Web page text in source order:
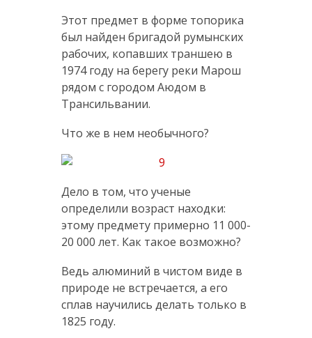
Этот предмет в форме топорика
был найден бригадой румынских
рабочих, копавших траншею в
1974 году на берегу реки Марош
рядом с городом Аюдом в
Трансильвании.
Что же в нем необычного?
Дело в том, что ученые
определили возраст находки:
этому предмету примерно 11 000-
20 000 лет. Как такое возможно?
Ведь алюминий в чистом виде в
природе не встречается, а его
сплав научились делать только в
1825 году.